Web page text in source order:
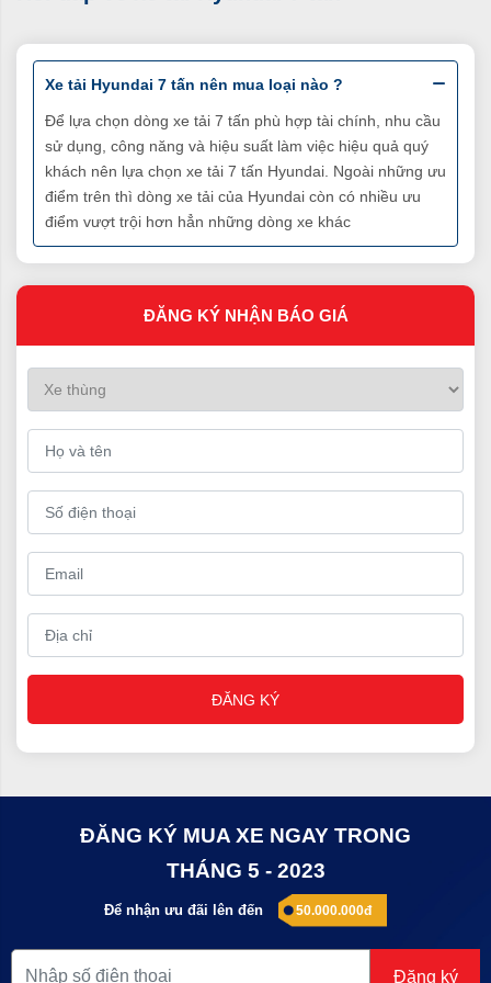
Mẫu xe tải 7 tấn Hyundai
Lợi ích mua xe tải hyundai 7 tấn tại Hyundai Phố
Hiến
►Hỗ trợ mua trả góp với lãi suất thấp
►Hỗ trợ đặc biệt đối với những nhà đầu tư, doanh nghiệp
►Nhiều chương trình ưu đãi khi khách hàng mua xe tải 7
► Xe tải tại Hyundai Phố Hiến cam kết mới 100%
►Giá thành muaxe tải 7 tấn Hyundaigiá rẻ cạnh tranh
►
►
►Cung cấp đầy đủ dịch vụ bảo hành, bảo dưỡng, đăng
ký, đăng kiểm xe
►
100%
►Nhận cải tạo đóng thùng
Đèn và bậc lên xuống xe tải 7 tấn Hyundai
Xe tải Hyundai 7 tấn nên mua loại nào ?
Để lựa chọn dòng xe tải 7 tấn phù hợp tài chính, nhu cầu
sử dụng, công năng và hiệu suất làm việc hiệu quả quý
khách nên lựa chọn xe tải 7 tấn Hyundai. Ngoài những ưu
điểm trên thì dòng xe tải của Hyundai còn có nhiều ưu
điểm vượt trội hơn hẳn những dòng xe khác
ĐĂNG KÝ NHẬN BÁO GIÁ
ĐĂNG KÝ
ĐĂNG KÝ MUA XE NGAY TRONG
THÁNG 5 - 2023
Để nhận ưu đãi lên đến 50.000.000đ
Đăng ký